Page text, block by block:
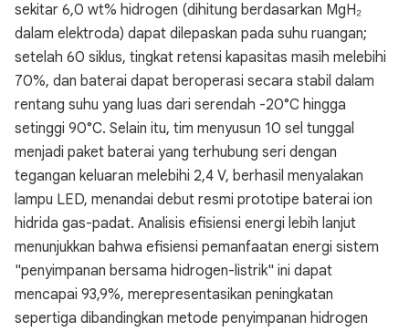
sekitar 6,0 wt% hidrogen (dihitung berdasarkan MgH₂
dalam elektroda) dapat dilepaskan pada suhu ruangan;
setelah 60 siklus, tingkat retensi kapasitas masih melebihi
70%, dan baterai dapat beroperasi secara stabil dalam
rentang suhu yang luas dari serendah -20°C hingga
setinggi 90°C. Selain itu, tim menyusun 10 sel tunggal
menjadi paket baterai yang terhubung seri dengan
tegangan keluaran melebihi 2,4 V, berhasil menyalakan
lampu LED, menandai debut resmi prototipe baterai ion
hidrida gas-padat. Analisis efisiensi energi lebih lanjut
menunjukkan bahwa efisiensi pemanfaatan energi sistem
"penyimpanan bersama hidrogen-listrik" ini dapat
mencapai 93,9%, merepresentasikan peningkatan
sepertiga dibandingkan metode penyimpanan hidrogen